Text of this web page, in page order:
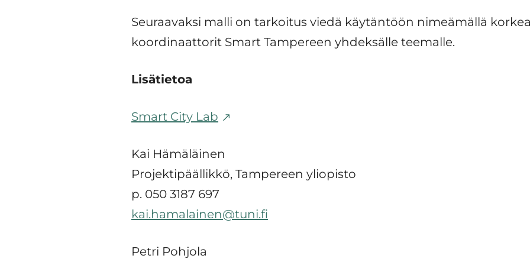
Seuraavaksi malli on tarkoitus viedä käytäntöön nimeämällä
koordinaattorit Smart Tampereen yhdeksälle teemalle.
Lisätietoa
Smart City Lab
Kai Hämäläinen
Projektipäällikkö, Tampereen yliopisto
p. 050 3187 697
kai.hamalainen@tuni.fi
Petri Pohjola